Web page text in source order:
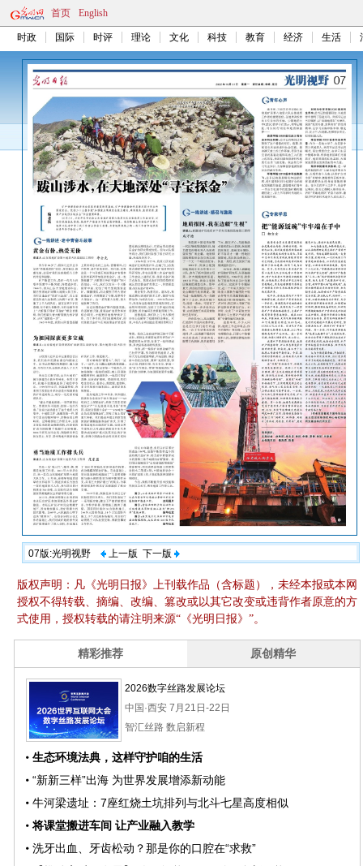
首页 English
时政 国际 时评 理论 文化 科技 教育 经济 生活
07版:光明视野 上一版 下一版
版权声明：凡《光明日报》上刊载作品（含标题），未经本报或本网
授权不得转载、摘编、改编、篡改或以其它改变或违背作者原意的方
式使用，授权转载的请注明来源“《光明日报》”。